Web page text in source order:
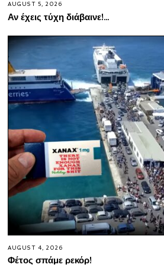
AUGUST 5, 2026
Αν έχεις τύχη διάβαινε!…
AUGUST 4, 2026
Φέτος σπάμε ρεκόρ!